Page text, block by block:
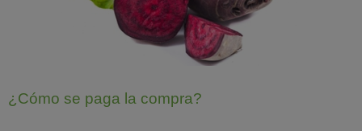
¿Cómo se paga la compra?